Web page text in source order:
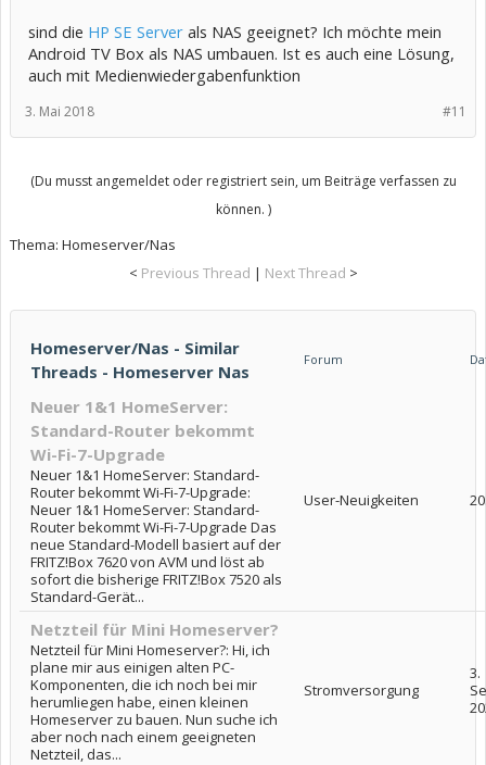
sind die HP SE Server als NAS geeignet? Ich möchte mein
Android TV Box als NAS umbauen. Ist es auch eine Lösung,
auch mit Medienwiedergabenfunktion
#11
3. Mai 2018
(Du musst angemeldet oder registriert sein, um Beiträge verfassen zu
können. )
Thema: Homeserver/Nas
< Previous Thread | Next Thread >
Homeserver/Nas - Similar
Threads - Homeserver Nas
Forum
Neuer 1&1 HomeServer:
Standard-Router bekommt
Wi-Fi-7-Upgrade
Neuer 1&1 HomeServer: Standard-
Router bekommt Wi-Fi-7-Upgrade:
Neuer 1&1 HomeServer: Standard-
Router bekommt Wi-Fi-7-Upgrade Das
neue Standard-Modell basiert auf der
FRITZ!Box 7620 von AVM und löst ab
sofort die bisherige FRITZ!Box 7520 als
Standard-Gerät...
User-Neuigkeiten
Netzteil für Mini Homeserver?
Netzteil für Mini Homeserver?: Hi, ich
plane mir aus einigen alten PC-
Komponenten, die ich noch bei mir
herumliegen habe, einen kleinen
Homeserver zu bauen. Nun suche ich
aber noch nach einem geeigneten
Netzteil, das...
Stromversorgung
3.